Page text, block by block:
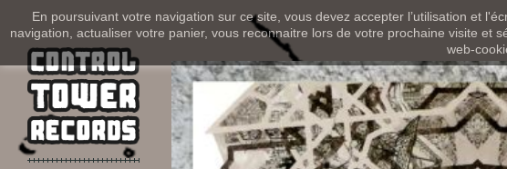
En poursuivant votre navigation sur ce site, vous devez accepter l’utilisation et
navigation, actualiser votre panier, vous reconnaitre lors de votre prochaine visite et
web-